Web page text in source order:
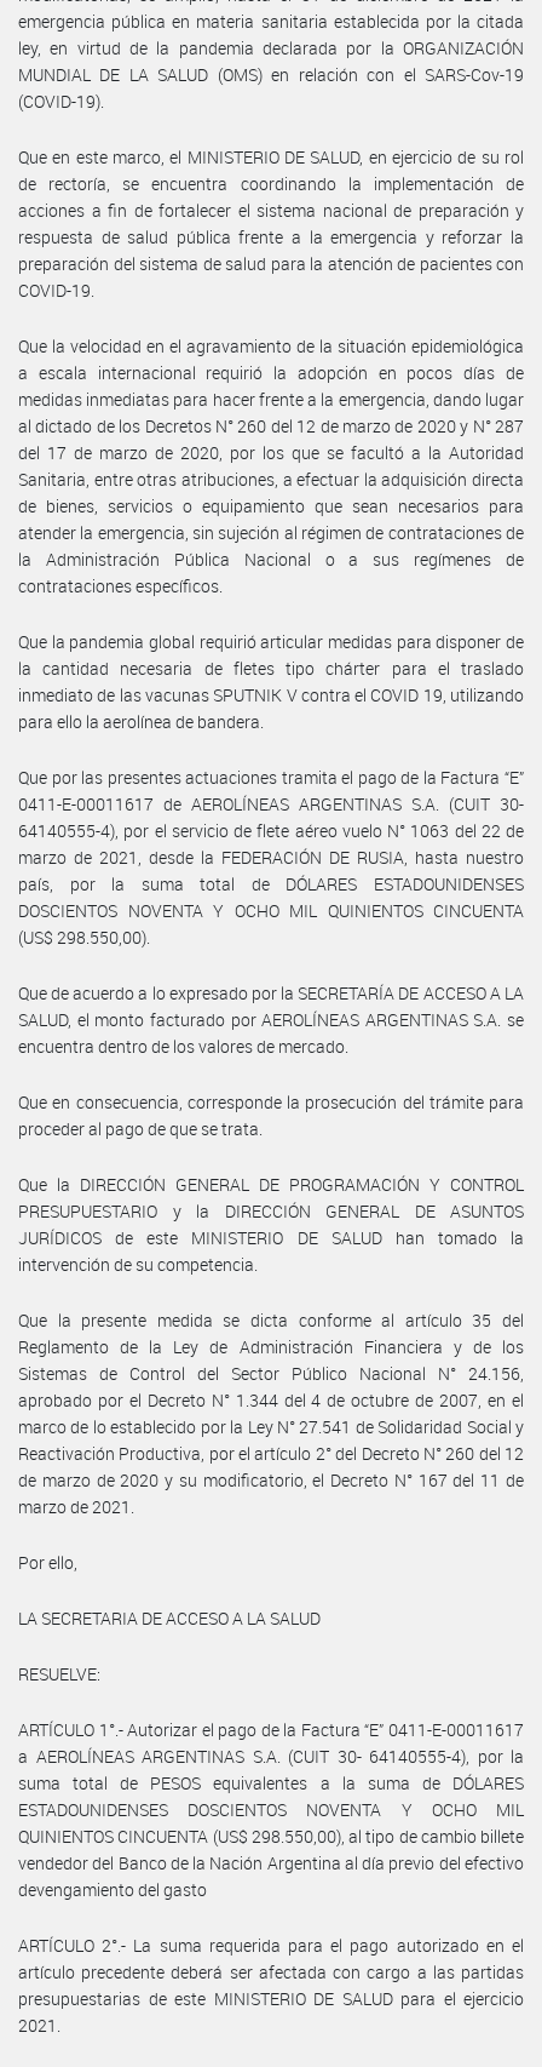
emergencia pública en materia sanitaria establecida por la citada
ley, en virtud de la pandemia declarada por la ORGANIZACIÓN
MUNDIAL DE LA SALUD (OMS) en relación con el SARS-Cov-19
(COVID-19).
Que en este marco, el MINISTERIO DE SALUD, en ejercicio de su rol
de rectoría, se encuentra coordinando la implementación de
acciones a fin de fortalecer el sistema nacional de preparación y
respuesta de salud pública frente a la emergencia y reforzar la
preparación del sistema de salud para la atención de pacientes con
COVID-19.
Que la velocidad en el agravamiento de la situación epidemiológica
a escala internacional requirió la adopción en pocos días de
medidas inmediatas para hacer frente a la emergencia, dando lugar
al dictado de los Decretos N° 260 del 12 de marzo de 2020 y N° 287
del 17 de marzo de 2020, por los que se facultó a la Autoridad
Sanitaria, entre otras atribuciones, a efectuar la adquisición directa
de bienes, servicios o equipamiento que sean necesarios para
atender la emergencia, sin sujeción al régimen de contrataciones de
la Administración Pública Nacional o a sus regímenes de
contrataciones específicos.
Que la pandemia global requirió articular medidas para disponer de
la cantidad necesaria de fletes tipo chárter para el traslado
inmediato de las vacunas SPUTNIK V contra el COVID 19, utilizando
para ello la aerolínea de bandera.
Que por las presentes actuaciones tramita el pago de la Factura “E”
0411-E-00011617 de AEROLÍNEAS ARGENTINAS S.A. (CUIT 30-
64140555-4), por el servicio de flete aéreo vuelo N° 1063 del 22 de
marzo de 2021, desde la FEDERACIÓN DE RUSIA, hasta nuestro
país, por la suma total de DÓLARES ESTADOUNIDENSES
DOSCIENTOS NOVENTA Y OCHO MIL QUINIENTOS CINCUENTA
(US$ 298.550,00).
Que de acuerdo a lo expresado por la SECRETARÍA DE ACCESO A LA
SALUD, el monto facturado por AEROLÍNEAS ARGENTINAS S.A. se
encuentra dentro de los valores de mercado.
Que en consecuencia, corresponde la prosecución del trámite para
proceder al pago de que se trata.
Que la DIRECCIÓN GENERAL DE PROGRAMACIÓN Y CONTROL
PRESUPUESTARIO y la DIRECCIÓN GENERAL DE ASUNTOS
JURÍDICOS de este MINISTERIO DE SALUD han tomado la
intervención de su competencia.
Que la presente medida se dicta conforme al artículo 35 del
Reglamento de la Ley de Administración Financiera y de los
Sistemas de Control del Sector Público Nacional N° 24.156,
aprobado por el Decreto N° 1.344 del 4 de octubre de 2007, en el
marco de lo establecido por la Ley N° 27.541 de Solidaridad Social y
Reactivación Productiva, por el artículo 2° del Decreto N° 260 del 12
de marzo de 2020 y su modificatorio, el Decreto N° 167 del 11 de
marzo de 2021.
Por ello,
LA SECRETARIA DE ACCESO A LA SALUD
RESUELVE:
ARTÍCULO 1°.- Autorizar el pago de la Factura “E” 0411-E-00011617
a AEROLÍNEAS ARGENTINAS S.A. (CUIT 30- 64140555-4), por la
suma total de PESOS equivalentes a la suma de DÓLARES
ESTADOUNIDENSES DOSCIENTOS NOVENTA Y OCHO MIL
QUINIENTOS CINCUENTA (US$ 298.550,00), al tipo de cambio billete
vendedor del Banco de la Nación Argentina al día previo del efectivo
devengamiento del gasto
ARTÍCULO 2°.- La suma requerida para el pago autorizado en el
artículo precedente deberá ser afectada con cargo a las partidas
presupuestarias de este MINISTERIO DE SALUD para el ejercicio
2021.